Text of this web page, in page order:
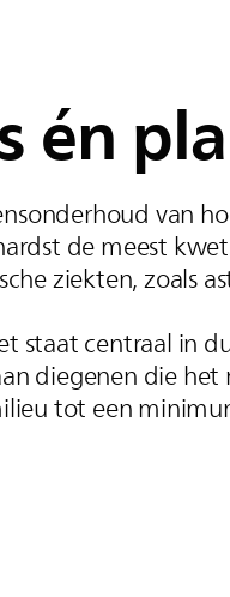
én
van
de meest
ziekten, zoals
staat centraal in
diegenen die
tot een